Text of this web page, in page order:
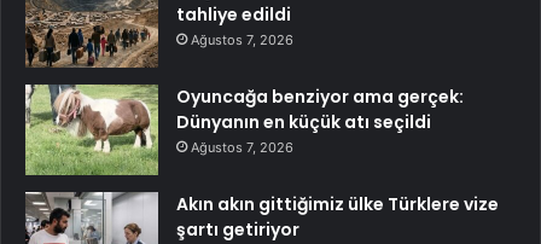
tahliye edildi
Ağustos 7, 2026
Oyuncağa benziyor ama gerçek:
Dünyanın en küçük atı seçildi
Ağustos 7, 2026
Akın akın gittiğimiz ülke Türklere vize
şartı getiriyor